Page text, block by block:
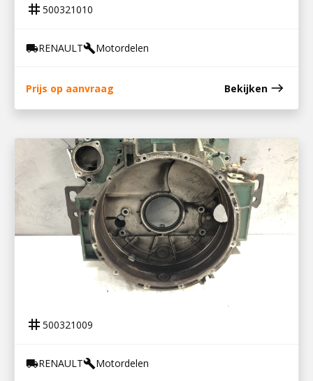
tag 500321010
local_shippingRENAULTbuildMotordelen
Prijs op aanvraag Bekijken east
VLIEGWIELHUIS DTI 5
tag 500321009
local_shippingRENAULTbuildMotordelen